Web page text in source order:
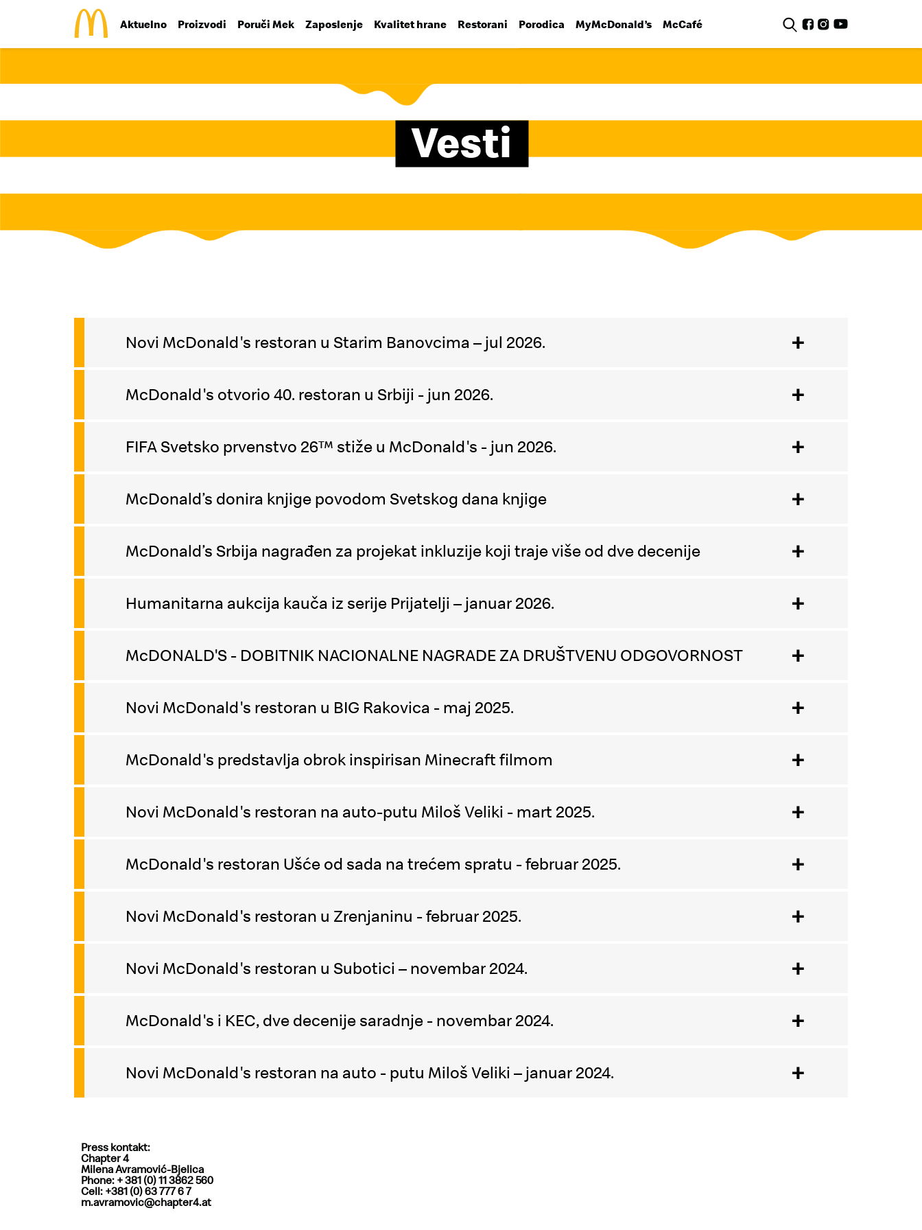
Aktuelno Proizvodi Poruči Mek Zaposlenje Kvalitet hrane Restorani Porodica MyMcDonald’s McCafé
Vesti
Novi McDonald's restoran u Starim Banovcima – jul 2026.
McDonald's otvorio 40. restoran u Srbiji - jun 2026.
FIFA Svetsko prvenstvo 26™ stiže u McDonald's - jun 2026.
McDonald’s donira knjige povodom Svetskog dana knjige
McDonald’s Srbija nagrađen za projekat inkluzije koji traje više od dve decenije
Humanitarna aukcija kauča iz serije Prijatelji – januar 2026.
McDONALD'S - DOBITNIK NACIONALNE NAGRADE ZA DRUŠTVENU ODGOVORNOST
Novi McDonald's restoran u BIG Rakovica - maj 2025.
McDonald's predstavlja obrok inspirisan Minecraft filmom
Novi McDonald's restoran na auto-putu Miloš Veliki - mart 2025.
McDonald's restoran Ušće od sada na trećem spratu - februar 2025.
Novi McDonald's restoran u Zrenjaninu - februar 2025.
Novi McDonald's restoran u Subotici – novembar 2024.
McDonald's i KEC, dve decenije saradnje - novembar 2024.
Novi McDonald's restoran na auto - putu Miloš Veliki – januar 2024.
Press kontakt:
Chapter 4
Milena Avramović-Bjelica
Phone: + 381 (0) 11 3862 560
Cell: +381 (0) 63 777 6 7
m.avramovic@chapter4.at